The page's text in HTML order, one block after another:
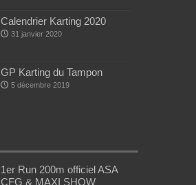
Calendrier Karting 2020
31 janvier 2020
GP Karting du Tampon
5 décembre 2019
1er Run 200m officiel ASA
CFG & MAXI SHOW